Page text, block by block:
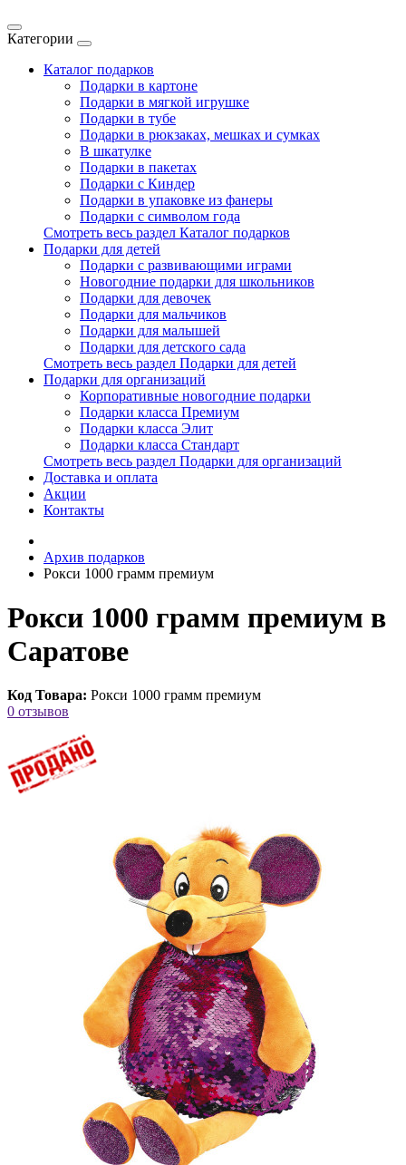
Категории
Каталог подарков
Подарки в картоне
Подарки в мягкой игрушке
Подарки в тубе
Подарки в рюкзаках, мешках и сумках
В шкатулке
Подарки в пакетах
Подарки с Киндер
Подарки в упаковке из фанеры
Подарки с символом года
Смотреть весь раздел Каталог подарков
Подарки для детей
Подарки с развивающими играми
Новогодние подарки для школьников
Подарки для девочек
Подарки для мальчиков
Подарки для малышей
Подарки для детского сада
Смотреть весь раздел Подарки для детей
Подарки для организаций
Корпоративные новогодние подарки
Подарки класса Премиум
Подарки класса Элит
Подарки класса Стандарт
Смотреть весь раздел Подарки для организаций
Доставка и оплата
Акции
Контакты
Архив подарков
Рокси 1000 грамм премиум
Рокси 1000 грамм премиум в
Саратове
Код Товара: Рокси 1000 грамм премиум
0 отзывов